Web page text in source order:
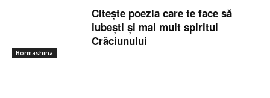
Bormashina
Citește poezia care te face să
iubești și mai mult spiritul
Crăciunului